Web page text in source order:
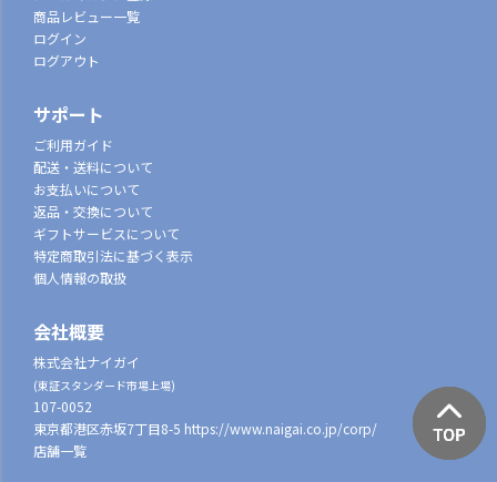
商品レビュー一覧
ログイン
ログアウト
サポート
ご利用ガイド
配送・送料について
お支払いについて
返品・交換について
ギフトサービスについて
特定商取引法に基づく表示
個人情報の取扱
会社概要
株式会社ナイガイ
(東証スタンダード市場上場)
107-0052
東京都港区赤坂7丁目8-5 https://www.naigai.co.jp/corp/
店舗一覧